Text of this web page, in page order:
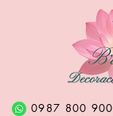
0987 800 900